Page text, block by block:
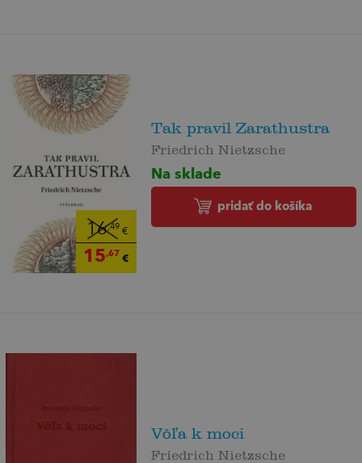
16,49 €
15,67 €
Tak pravil Zarathustra
Friedrich Nietzsche
Na sklade
pridať do košíka
Vôľa k moci
Friedrich Nietzsche